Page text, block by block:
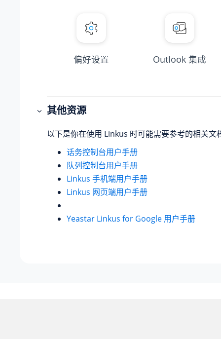
偏好设置 Outlook 集成
其他资源
以下是你在使用 Linkus 时可能需要参考的相关文
话务控制台用户手册
队列控制台用户手册
Linkus 手机端用户手册
Linkus 网页端用户手册
Yeastar Linkus for Google 用户手册